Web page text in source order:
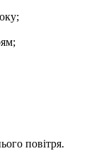
повітря.